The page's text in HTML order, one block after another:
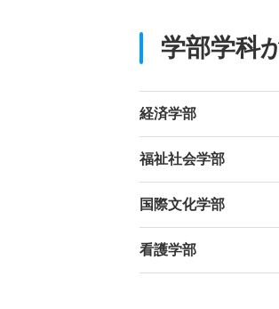
学部学科
経済学部
福祉社会学部
国際文化学部
看護学部